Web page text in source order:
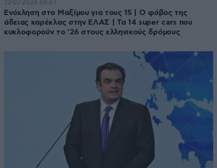
22·07·2026 06:47
Ενόχληση στο Μαξίμου για τους 15 | Ο φόβος της
άδειας καρέκλας στην ΕΛΑΣ | Τα 14 super cars που
κυκλοφορούν το ’26 στους ελληνικούς δρόμους